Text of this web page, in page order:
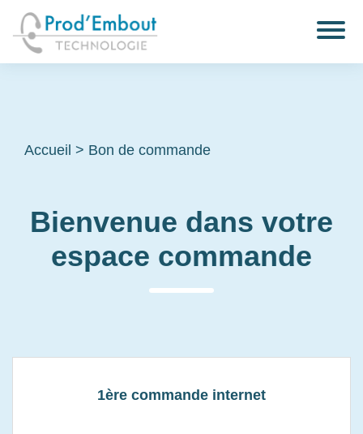
Accueil > Bon de commande
Bienvenue dans votre
espace commande
1ère commande internet